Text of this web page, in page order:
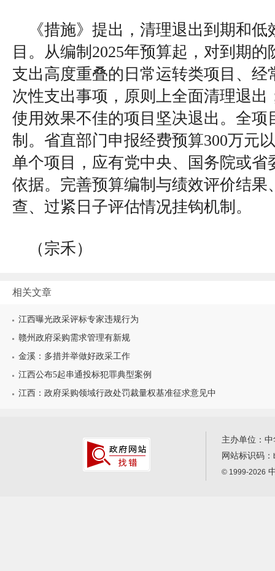
《措施》提出，清理退出到期和
目。从编制2025年预算起，对到期
支出高度重叠的日常运转类项目、经
次性支出事项，原则上全面清理退出
使用效果不佳的项目坚决退出。全项
制。省直部门申报经费预算300万元
单个项目，应有党中央、国务院或省
依据。完善预算编制与绩效评价结果
查、过紧日子评估情况挂钩机制。
（宗禾）
相关文章
江西曝光政采评标专家违规行为
赣州政府采购需求管理有新规
金溪：多措并举做好政采工作
江西公布5起串通投标犯罪典型案例
江西：政府采购领域行政处罚裁量权基准征求意见中
主办单位：
网站标识码：
© 1999-2026